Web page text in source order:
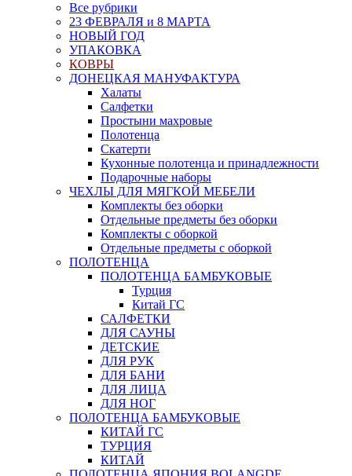
Все рубрики
23 ФЕВРАЛЯ и 8 МАРТА
НОВЫЙ ГОД
УПАКОВКА
КОВРЫ
ДОНЕЦКАЯ МАНУФАКТУРА
Халаты
Салфетки
Простыни махровые
Полотенца
Скатерти
Кухонные полотенца и принадлежности
Подарочные наборы
ЧЕХЛЫ ДЛЯ МЯГКОЙ МЕБЕЛИ
Комплекты без оборки
Отдельные предметы без оборки
Комплекты с оборкой
Отдельные предметы с оборкой
ПОЛОТЕНЦА
ПОЛОТЕНЦА БАМБУКОВЫЕ
Турция
Китай ГС
САЛФЕТКИ
ДЛЯ САУНЫ
ДЕТСКИЕ
ДЛЯ РУК
ДЛЯ БАНИ
ДЛЯ ЛИЦА
ДЛЯ НОГ
ПОЛОТЕНЦА БАМБУКОВЫЕ
КИТАЙ ГС
ТУРЦИЯ
КИТАЙ